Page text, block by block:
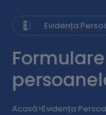
Evidența
Acasă>Evidența